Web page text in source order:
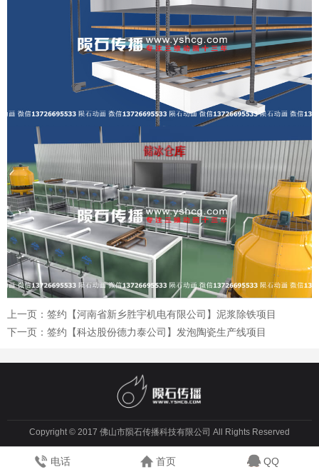
上一页： 签约【河南省新乡胜宇机电有限公司】泥浆除铁项目
下一页： 签约【科达股份德力泰公司】发泡陶瓷生产线项目
Copyright © 2017 佛山市陨石传播科技有限公司 All Rights Reserved
电话 首页 QQ